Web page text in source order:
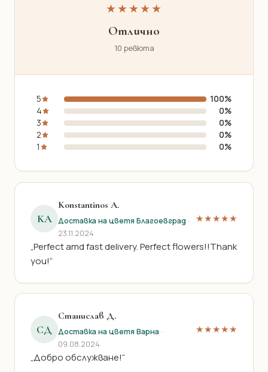
★★★★★
Отлично
10 ревюта
5
100%
4
0%
3
0%
2
0%
1
0%
KA
Konstantinos A.
Доставка на цветя Благоевград ·
23.11.2024
★★★★★
„Perfect amd fast delivery. Perfect flowers!!Thank
you!“
СД
Станислав Д.
Доставка на цветя Варна ·
09.08.2024
★★★★★
„Добро обслужване!“